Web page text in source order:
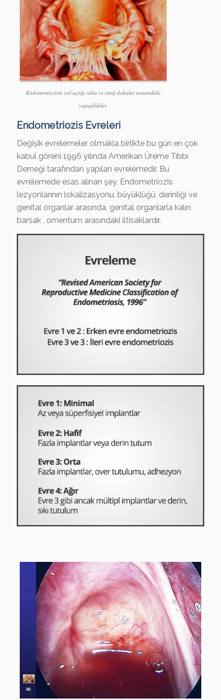
Endometriozisin yol açtığı tuba ve etraf dokular arasındaki
yapışıklıklar.
Endometriozis Evreleri
Değişik evrelemeler olmakla birlikte bu gün en çok
kabul göreni 1996 yılında Amerikan Üreme Tıbbı
Derneği tarafından yapılan evrelemedir. Bu
evrelemede esas alınan şey. Endometriozis
lezyonlarının lokalizasyonu, büyüklüğü, derinliği ve
genital organlar arasında, genital organlarla kalın
barsak , omentum arasındaki iltisaklardır.